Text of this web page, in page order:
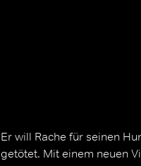
Er will Rache für seinen
getötet. Mit einem neuen